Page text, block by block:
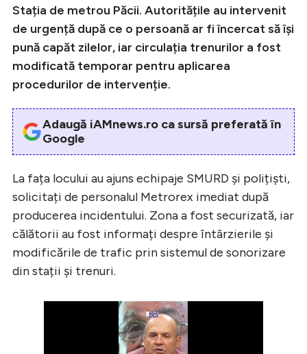
Stația de metrou Păcii. Autoritățile au intervenit
de urgență după ce o persoană ar fi încercat să își
pună capăt zilelor, iar circulația trenurilor a fost
modificată temporar pentru aplicarea
procedurilor de intervenție.
Adaugă iAMnews.ro ca sursă preferată în
Google
La fața locului au ajuns echipaje SMURD și polițiști,
solicitați de personalul Metrorex imediat după
producerea incidentului. Zona a fost securizată, iar
călătorii au fost informați despre întârzierile și
modificările de trafic prin sistemul de sonorizare
din stații și trenuri.